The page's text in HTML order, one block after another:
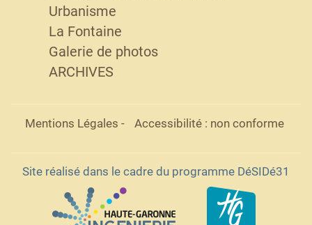
Urbanisme
La Fontaine
Galerie de photos
ARCHIVES
Mentions Légales - Accessibilité : non conforme
Site réalisé dans le cadre du programme DéSIDé31